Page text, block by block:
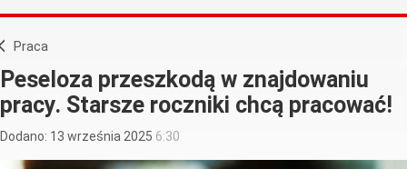
Praca
Peseloza przeszkodą w znajdowaniu
pracy. Starsze roczniki chcą pracować!
Dodano: 13 września 2025 6:30